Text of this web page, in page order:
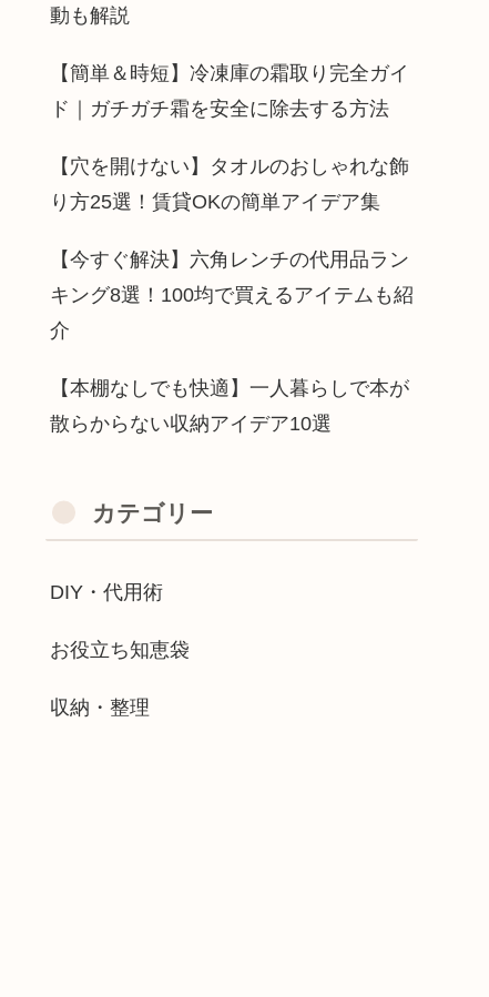
動も解説
【簡単＆時短】冷凍庫の霜取り完全ガイ
ド｜ガチガチ霜を安全に除去する方法
【穴を開けない】タオルのおしゃれな飾
り方25選！賃貸OKの簡単アイデア集
【今すぐ解決】六角レンチの代用品ラン
キング8選！100均で買えるアイテムも紹
介
【本棚なしでも快適】一人暮らしで本が
散らからない収納アイデア10選
カテゴリー
DIY・代用術
お役立ち知恵袋
収納・整理